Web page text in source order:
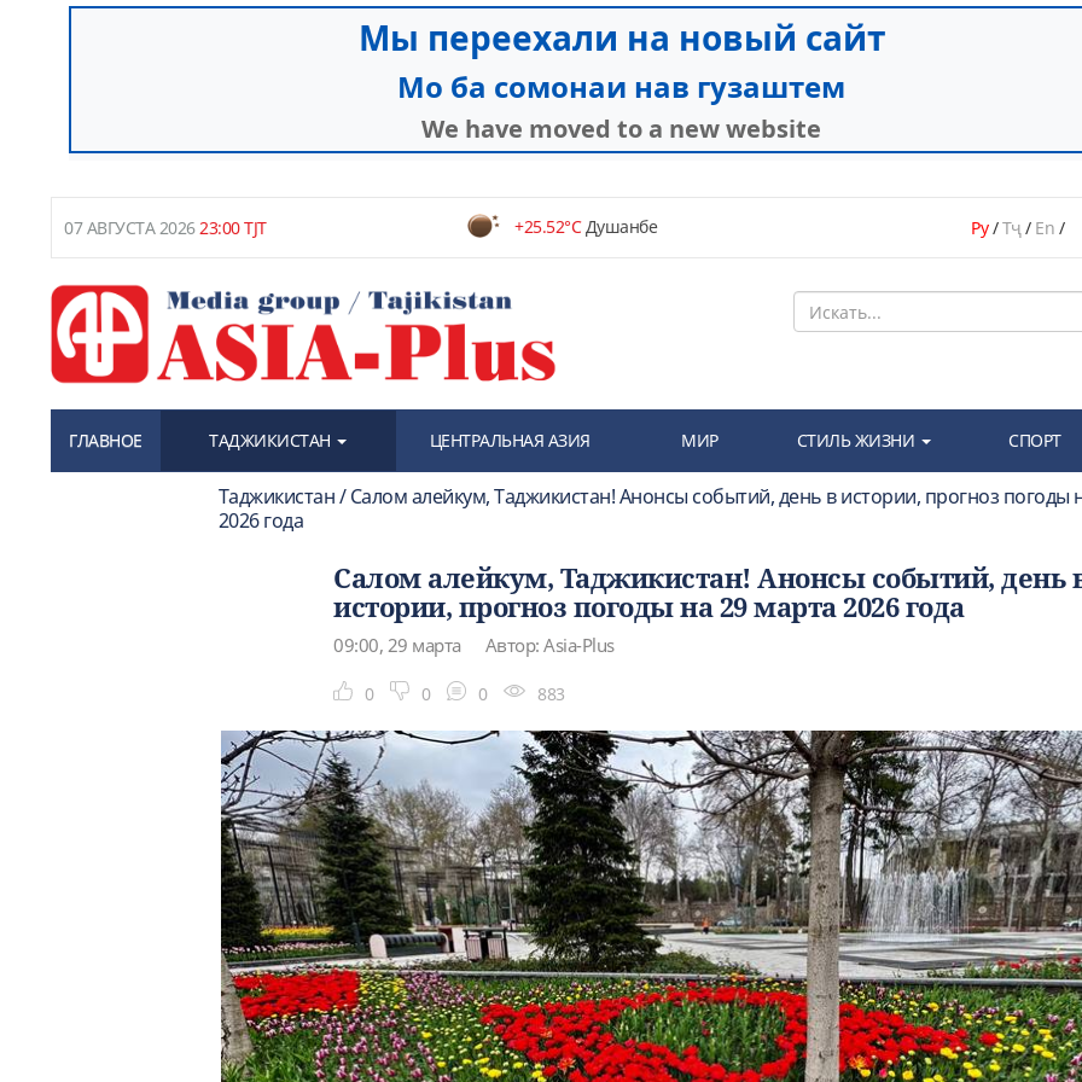
07 АВГУСТА 202623:00 TJT +25.52°CДушанбе Ру/Тҷ/ En /
ГЛАВНОЕ ТАДЖИКИСТАН ЦЕНТРАЛЬНАЯ АЗИЯ МИР СТИЛЬ ЖИЗНИ СПОРТ
Таджикистан / Салом алейкум, Таджикистан! Анонсы событий, день в истории, прогноз погоды
2026 года
Салом алейкум, Таджикистан! Анонсы событий, день
истории, прогноз погоды на 29 марта 2026 года
09:00, 29 марта Автор: Asia-Plus
0 0 0 883